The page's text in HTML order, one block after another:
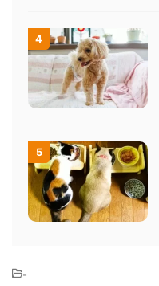
4
5
-